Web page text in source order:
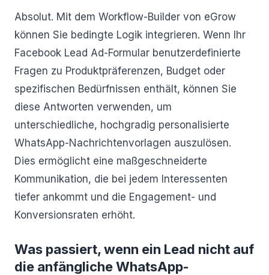
Absolut. Mit dem Workflow-Builder von eGrow
können Sie bedingte Logik integrieren. Wenn Ihr
Facebook Lead Ad-Formular benutzerdefinierte
Fragen zu Produktpräferenzen, Budget oder
spezifischen Bedürfnissen enthält, können Sie
diese Antworten verwenden, um
unterschiedliche, hochgradig personalisierte
WhatsApp-Nachrichtenvorlagen auszulösen.
Dies ermöglicht eine maßgeschneiderte
Kommunikation, die bei jedem Interessenten
tiefer ankommt und die Engagement- und
Konversionsraten erhöht.
Was passiert, wenn ein Lead nicht auf
die anfängliche WhatsApp-